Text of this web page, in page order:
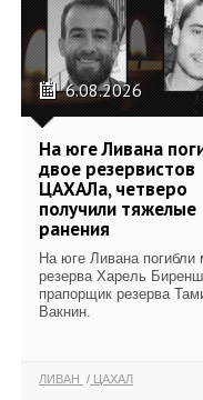
6.08.2026
На юге Ливана
двое резервистов
ЦАХАЛа, четверо
получили тяжелые
ранения
На юге Ливана погибли
резерва Харель
прапорщик резерва
Вакнин.
ЛИВАН ЦАХАЛ